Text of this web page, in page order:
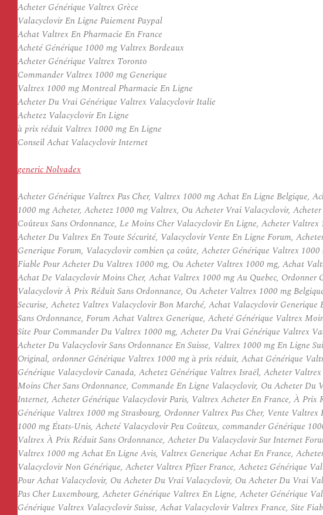
Acheter Générique Valtrex Grèce
Valacyclovir En Ligne Paiement Paypal
Achat Valtrex En Pharmacie En France
Acheté Générique 1000 mg Valtrex Bordeaux
Acheter Générique Valtrex Toronto
Commander Valtrex 1000 mg Generique
Valtrex 1000 mg Montreal Pharmacie En Ligne
Acheter Du Vrai Générique Valtrex Valacyclovir Italie
Achetez Valacyclovir En Ligne
à prix réduit Valtrex 1000 mg En Ligne
Conseil Achat Valacyclovir Internet
generic Nolvadex
Acheter Générique Valtrex Pas Cher, Valtrex 1000 mg Achat En Ligne Belgique,
1000 mg Acheter, Achetez 1000 mg Valtrex, Ou Acheter Vrai Valacyclovir,
Coûteux Sans Ordonnance, Le Moins Cher Valacyclovir En Ligne, Acheter
Acheter Du Valtrex En Toute Sécurité, Valacyclovir Vente En Ligne Forum,
Generique Forum, Valacyclovir combien ça coûte, Acheter Générique Valtrex
Fiable Pour Acheter Du Valtrex 1000 mg, Ou Acheter Valtrex 1000 mg, Achat
Achat De Valacyclovir Moins Cher, Achat Valtrex 1000 mg Au Quebec,
Valacyclovir À Prix Réduit Sans Ordonnance, Ou Acheter Valtrex 1000 mg
Securise, Achetez Valtrex Valacyclovir Bon Marché, Achat Valacyclovir
Sans Ordonnance, Forum Achat Valtrex Generique, Acheté Générique Valtrex
Site Pour Commander Du Valtrex 1000 mg, Acheter Du Vrai Générique Valtrex
Acheter Du Valacyclovir Sans Ordonnance En Suisse, Valtrex 1000 mg En Ligne
Original, ordonner Générique Valtrex 1000 mg à prix réduit, Achat Générique
Générique Valacyclovir Canada, Achetez Générique Valtrex Israël, Acheter
Moins Cher Sans Ordonnance, Commande En Ligne Valacyclovir, Ou Acheter
Internet, Acheter Générique Valacyclovir Paris, Valtrex Acheter En France, À
Générique Valtrex 1000 mg Strasbourg, Ordonner Valtrex Pas Cher, Vente
1000 mg États-Unis, Acheté Valacyclovir Peu Coûteux, commander Générique
Valtrex À Prix Réduit Sans Ordonnance, Acheter Du Valacyclovir Sur Internet
Valtrex 1000 mg Achat En Ligne Avis, Valtrex Generique Achat En France,
Valacyclovir Non Générique, Acheter Valtrex Pfizer France, Achetez Générique
Pour Achat Valacyclovir, Ou Acheter Du Vrai Valacyclovir, Ou Acheter Du Vrai
Pas Cher Luxembourg, Acheter Générique Valtrex En Ligne, Acheter Générique
Générique Valtrex Valacyclovir Suisse, Achat Valacyclovir Valtrex France, Site